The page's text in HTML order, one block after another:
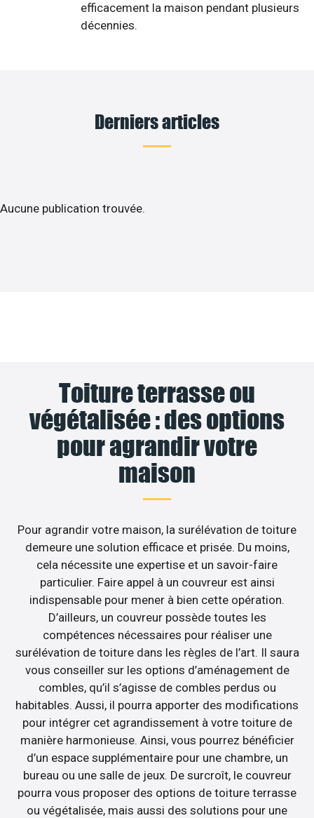
efficacement la maison pendant plusieurs
décennies.
Derniers articles
Aucune publication trouvée.
Toiture terrasse ou
végétalisée : des options
pour agrandir votre
maison
Pour agrandir votre maison, la surélévation de toiture
demeure une solution efficace et prisée. Du moins,
cela nécessite une expertise et un savoir-faire
particulier. Faire appel à un couvreur est ainsi
indispensable pour mener à bien cette opération.
D’ailleurs, un couvreur possède toutes les
compétences nécessaires pour réaliser une
surélévation de toiture dans les règles de l’art. Il saura
vous conseiller sur les options d’aménagement de
combles, qu’il s’agisse de combles perdus ou
habitables. Aussi, il pourra apporter des modifications
pour intégrer cet agrandissement à votre toiture de
manière harmonieuse. Ainsi, vous pourrez bénéficier
d’un espace supplémentaire pour une chambre, un
bureau ou une salle de jeux. De surcroît, le couvreur
pourra vous proposer des options de toiture terrasse
ou végétalisée, mais aussi des solutions pour une